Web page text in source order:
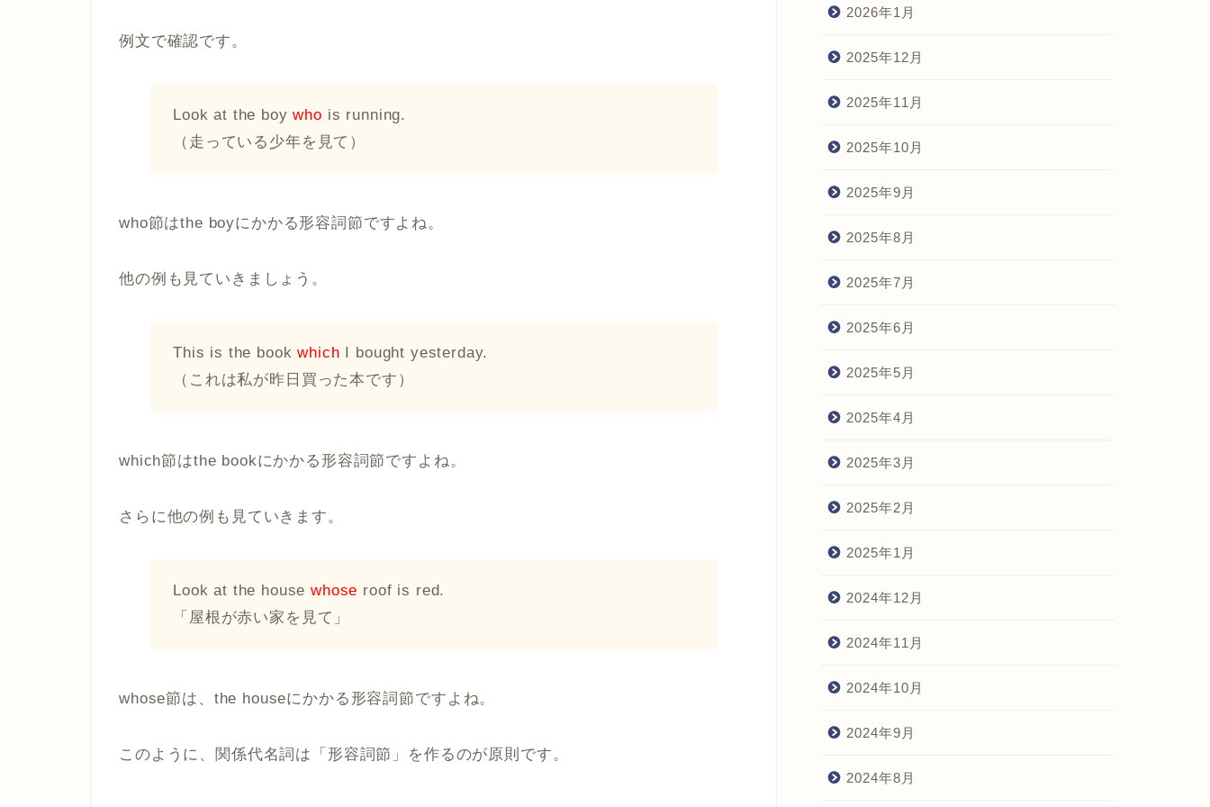
例文で確認です。
Look at the boywho is running.
（走っている少年を見て）
who節はthe boyにかかる形容詞節ですよね。
他の例も見ていきましょう。
This is the bookwhich I bought yesterday.
（これは私が昨日買った本です）
which節はthe bookにかかる形容詞節ですよね。
さらに他の例も見ていきます。
Look at the housewhose roof is red.
「屋根が赤い家を見て」
whose節は、the houseにかかる形容詞節ですよね。
このように、関係代名詞は「形容詞節」を作るのが原則です。
2026年1月
2025年12月
2025年11月
2025年10月
2025年9月
2025年8月
2025年7月
2025年6月
2025年5月
2025年4月
2025年3月
2025年2月
2025年1月
2024年12月
2024年11月
2024年10月
2024年9月
2024年8月